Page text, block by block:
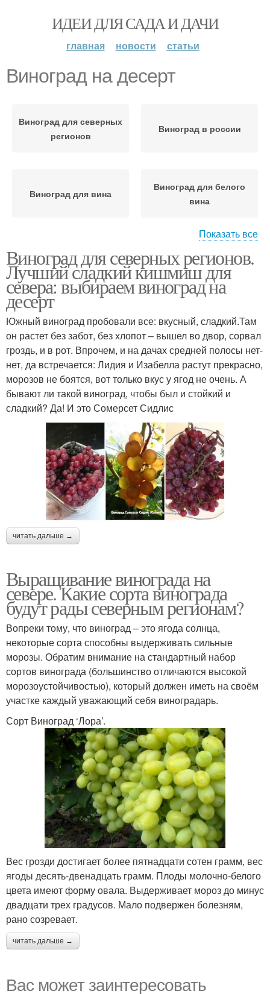
ИДЕИ ДЛЯ САДА И ДАЧИ
главная новости статьи
Виноград на десерт
Виноград для северных
регионов
Виноград в россии
Виноград для вина
Виноград для белого
вина
Виноград для красного Белый виноград
Виноград для северных
районов
Винный виноград
Черный виноград
Виноград для
подмосковья
Виноград на севере Виноград в ноябре
Виноград для
холодного климата
Виноград для холодных
Виноград в
архангельской области
Виноград в
новгородской области
Виноград в тюмени
Показать все
Виноград для северных регионов.
Лучший сладкий кишмиш для
севера: выбираем виноград на
десерт
Южный виноград пробовали все: вкусный, сладкий.Там
он растет без забот, без хлопот – вышел во двор, сорвал
гроздь, и в рот. Впрочем, и на дачах средней полосы нет-
нет, да встречается: Лидия и Изабелла растут прекрасно,
морозов не боятся, вот только вкус у ягод не очень. А
бывают ли такой виноград, чтобы был и стойкий и
сладкий? Да! И это Сомерсет Сидлис
читать дальше →
Выращивание винограда на
севере. Какие сорта винограда
будут рады северным регионам?
Вопреки тому, что виноград – это ягода солнца,
некоторые сорта способны выдерживать сильные
морозы. Обратим внимание на стандартный набор
сортов винограда (большинство отличаются высокой
морозоустойчивостью), который должен иметь на своём
участке каждый уважающий себя виноградарь.
Сорт Виноград ‘Лора’.
Вес грозди достигает более пятнадцати сотен грамм, вес
ягоды десять-двенадцать грамм. Плоды молочно-белого
цвета имеют форму овала. Выдерживает мороз до минус
двадцати трех градусов. Мало подвержен болезням,
рано созревает.
читать дальше →
Вас может заинтересовать